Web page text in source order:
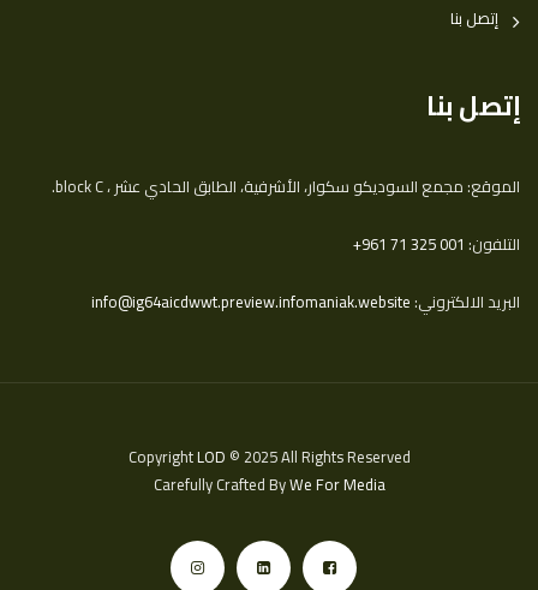
إتصل بنا
إتصل بنا
الموقع: مجمع السوديكو سكوار، الأشرفية، الطابق الحادي عشر ، block C.
التلفون: ‎+961 71 325 001
البريد الالكتروني:info@ig64aicdwwt.preview.infomaniak.website
CopyrightLOD © 2025 All Rights Reserved
Carefully Crafted ByWe For Media